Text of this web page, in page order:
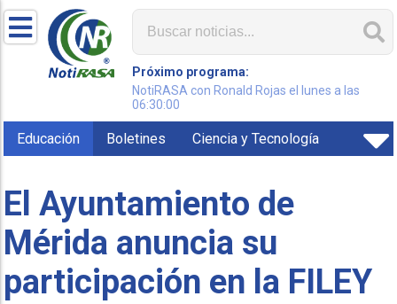
Próximo programa:
NotiRASA con Ronald Rojas el lunes a las
06:30:00
Educación Boletines Ciencia y Tecnología
El Ayuntamiento de
Mérida anuncia su
participación en la FILEY